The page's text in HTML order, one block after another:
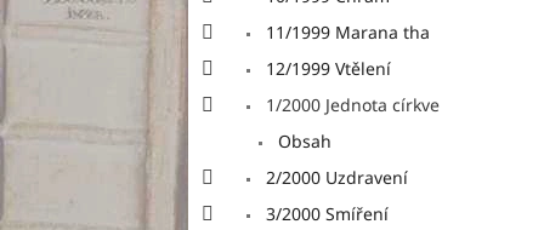
11/1999 Marana tha
12/1999 Vtělení
1/2000 Jednota církve
Obsah
2/2000 Uzdravení
3/2000 Smíření